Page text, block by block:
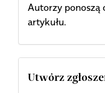
Autorzy ponoszą
artykułu.
Utwórz